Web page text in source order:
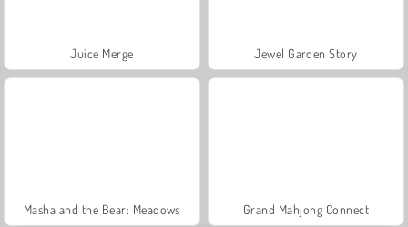
Juice Merge Jewel Garden Story
Masha and the Bear: Meadows Grand Mahjong Connect